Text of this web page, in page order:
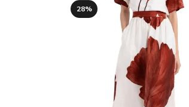
28%